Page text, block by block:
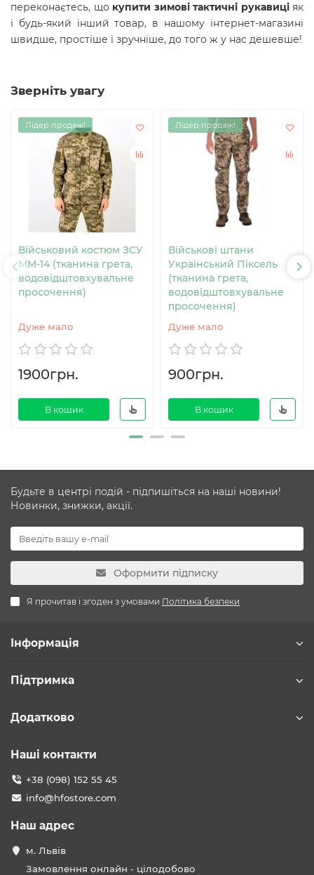
переконаєтесь, що купити зимові тактичні рукавиці як
і будь-який інший товар, в нашому інтернет-магазині
швидше, простіше і зручніше, до того ж у нас дешевше!
Зверніть увагу
Лідер продаж!
Військовий костюм ЗСУ
MM-14 (тканина грета,
водовідштовхувальне
просочення)
Дуже мало
1900грн.
В кошик
Лідер продаж!
Військові штани
Український Піксель
(тканина грета,
водовідштовхувальне
просочення)
Дуже мало
900грн.
В кошик
Будьте в центрі подій - підпишіться на наші новини!
Новинки, знижки, акції.
Оформити підписку
Я прочитав і згоден з умовами Політика безпеки
Інформація
Підтримка
Додатково
Наші контакти
+38 (098) 152 55 45
info@hfostore.com
Наш адрес
м. Львів
Замовлення онлайн - цілодобово